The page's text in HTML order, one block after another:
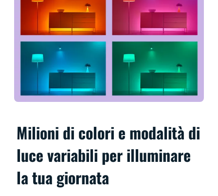
Milioni di colori e modalità di
luce variabili per illuminare
la tua giornata